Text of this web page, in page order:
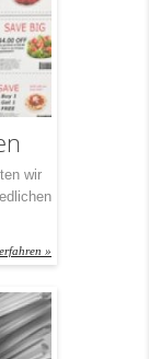
wir
auch
[…]
»